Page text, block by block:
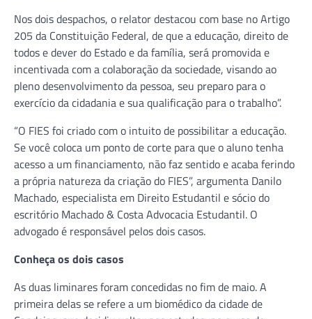
Nos dois despachos, o relator destacou com base no Artigo
205 da Constituição Federal, de que a educação, direito de
todos e dever do Estado e da família, será promovida e
incentivada com a colaboração da sociedade, visando ao
pleno desenvolvimento da pessoa, seu preparo para o
exercício da cidadania e sua qualificação para o trabalho”.
“O FIES foi criado com o intuito de possibilitar a educação.
Se você coloca um ponto de corte para que o aluno tenha
acesso a um financiamento, não faz sentido e acaba ferindo
a própria natureza da criação do FIES”, argumenta Danilo
Machado, especialista em Direito Estudantil e sócio do
escritório Machado & Costa Advocacia Estudantil. O
advogado é responsável pelos dois casos.
Conheça os dois casos
As duas liminares foram concedidas no fim de maio. A
primeira delas se refere a um biomédico da cidade de